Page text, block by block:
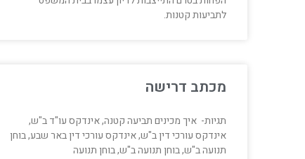
לתביעות קטנות.
מכתב דרישה
תגיות- איך מכינים תביעה קטנה, אינדקס עו"ד ב"ש,
אינדקס עורכי דין ב"ש, אינדקס עורכי דין באר שבע, בוחן
תנועה ב"ש, בוחן תנועה ב"ש, בוחן תנועה